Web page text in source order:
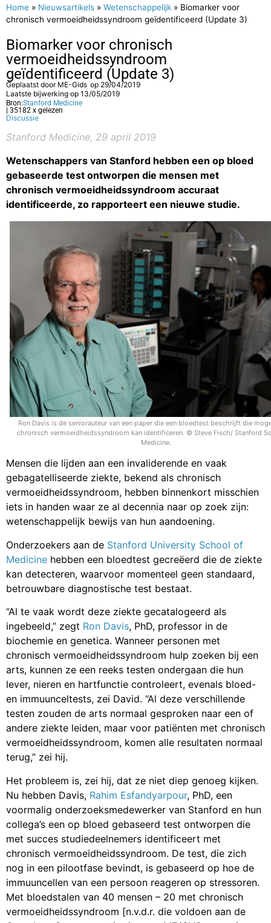
Home » Nieuwsartikels » Wetenschappelijk » Biomarker voor
chronisch vermoeidheidssyndroom geïdentificeerd (Update 3)
Biomarker voor chronisch
vermoeidheidssyndroom
geïdentificeerd (Update 3)
Geplaatst door ME-Gids op 29/04/2019
Laatste bijwerking op 13/05/2019
Bron:Stanford Medicine
| 35182 x gelezen
Discussie
Stanford Medicine, 29 april 2019
Wetenschappers van Stanford hebben een op bloed
gebaseerde test ontworpen die mensen met
chronisch vermoeidheidssyndroom accuraat
identificeerde, zo rapporteert een nieuwe studie.
Ron Davis is de seniorauteur van een paper die een bloedtest beschrijft die
chronisch vermoeidheidssyndroom kan identificeren. © Steve Fisch/ Stanford
Medicine.
Mensen die lijden aan een invaliderende en vaak
gebagatelliseerde ziekte, bekend als chronisch
vermoeidheidssyndroom, hebben binnenkort misschien
iets in handen waar ze al decennia naar op zoek zijn:
wetenschappelijk bewijs van hun aandoening.
Onderzoekers aan de Stanford University School of
Medicine hebben een bloedtest gecreëerd die de ziekte
kan detecteren, waarvoor momenteel geen standaard,
betrouwbare diagnostische test bestaat.
“Al te vaak wordt deze ziekte gecatalogeerd als
ingebeeld,” zegt Ron Davis, PhD, professor in de
biochemie en genetica. Wanneer personen met
chronisch vermoeidheidssyndroom hulp zoeken bij een
arts, kunnen ze een reeks testen ondergaan die hun
lever, nieren en hartfunctie controleert, evenals bloed-
en immuunceltests, zei David. “Al deze verschillende
testen zouden de arts normaal gesproken naar een of
andere ziekte leiden, maar voor patiënten met chronisch
vermoeidheidssyndroom, komen alle resultaten normaal
terug,” zei hij.
Het probleem is, zei hij, dat ze niet diep genoeg kijken.
Nu hebben Davis, Rahim Esfandyarpour, PhD, een
voormalig onderzoeksmedewerker van Stanford en hun
collega’s een op bloed gebaseerd test ontworpen die
met succes studiedeelnemers identificeert met
chronisch vermoeidheidssyndroom. De test, die zich
nog in een pilootfase bevindt, is gebaseerd op hoe de
immuuncellen van een persoon reageren op stressoren.
Met bloedstalen van 40 mensen – 20 met chronisch
vermoeidheidssyndroom [n.v.d.r. die voldoen aan de